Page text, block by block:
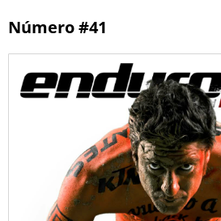
Número #41